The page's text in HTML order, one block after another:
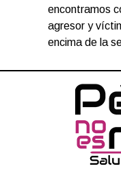
encontramos
agresor y
encima de la